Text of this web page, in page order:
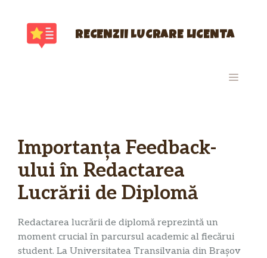
conținut
RECENZII LUCRARE LICENTA
MENIU
Importanța Feedback-
ului în Redactarea
Lucrării de Diplomă
Redactarea lucrării de diplomă reprezintă un
moment crucial în parcursul academic al fiecărui
student. La Universitatea Transilvania din Brașov